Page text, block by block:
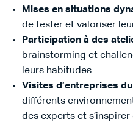
Mises en situations
de tester et valoriser
Participation à des
brainstorming et
leurs habitudes.
Visites d’entreprises
différents
des experts et